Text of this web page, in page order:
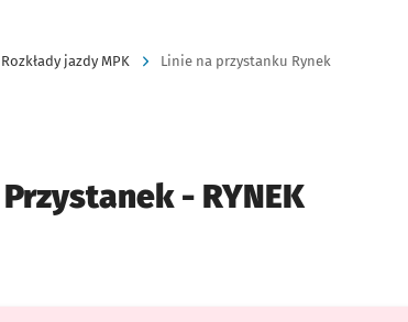
Rozkłady jazdy MPK Linie na przystanku Rynek
Przystanek - RYNEK